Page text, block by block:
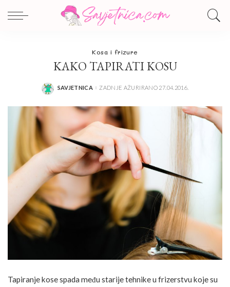
Kosa i frizure
KAKO TAPIRATI KOSU
POSTED
SAVJETNICA ZADNJE AŽURIRANO 27.04.2016.
Tapiranje kose spada među starije tehnike u frizerstvu koje su